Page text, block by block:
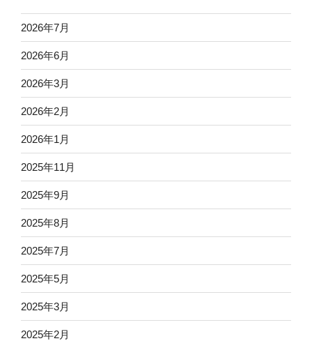
2026年7月
2026年6月
2026年3月
2026年2月
2026年1月
2025年11月
2025年9月
2025年8月
2025年7月
2025年5月
2025年3月
2025年2月